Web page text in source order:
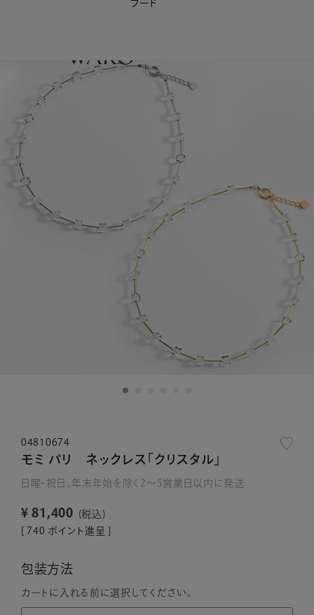
【会員様限定】夏のプレゼントキャンペーン開催中
フード
04810674
モミ パリ ネックレス「クリスタル」
日曜・祝日、年末年始を除く2～5営業日以内に発送
¥ 81,400
税込
740 ポイント進呈 ]
包装方法
カートに入れる前に選択してください。